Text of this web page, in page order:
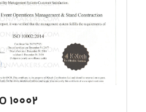
10002